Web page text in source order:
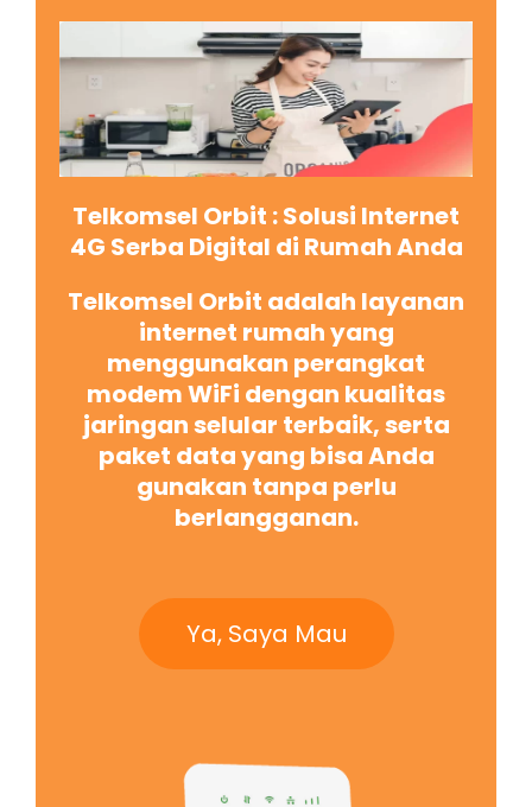
Telkomsel Orbit : Solusi Internet
4G Serba Digital di Rumah Anda
Telkomsel Orbit adalah layanan
internet rumah yang
menggunakan perangkat
modem WiFi dengan kualitas
jaringan selular terbaik, serta
paket data yang bisa Anda
gunakan tanpa perlu
berlangganan.
Ya, Saya Mau